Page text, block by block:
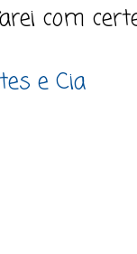
com
e Cia